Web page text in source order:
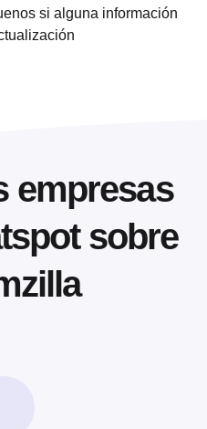
si alguna información
empresas
sobre